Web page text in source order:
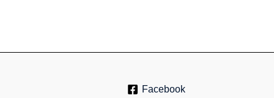
Facebook